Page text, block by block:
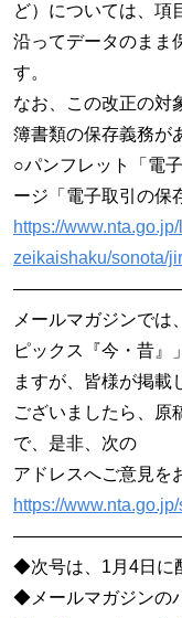
ど）については、項
沿ってデータのまま
す。
なお、この改正の対
簿書類の保存義務が
○パンフレット「電
ージ「電子取引の保
https://
zeikaishaku/sonota/
メールマガジンでは
ピックス『今・昔』
ますが、皆様が掲載
ございましたら、原
で、是非、次の
アドレスへご意見を
https://
◆次号は、1月4日に
◆メールマガジンの